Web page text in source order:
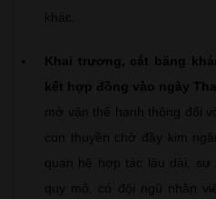
khác.
Khai trương, cắt băng
kết hợp đồng vào ngày
mở vận thế hanh thông đối
con thuyền chở đầy kim
quan hệ hợp tác lâu dài, sự
quy mô, có đội ngũ nhân